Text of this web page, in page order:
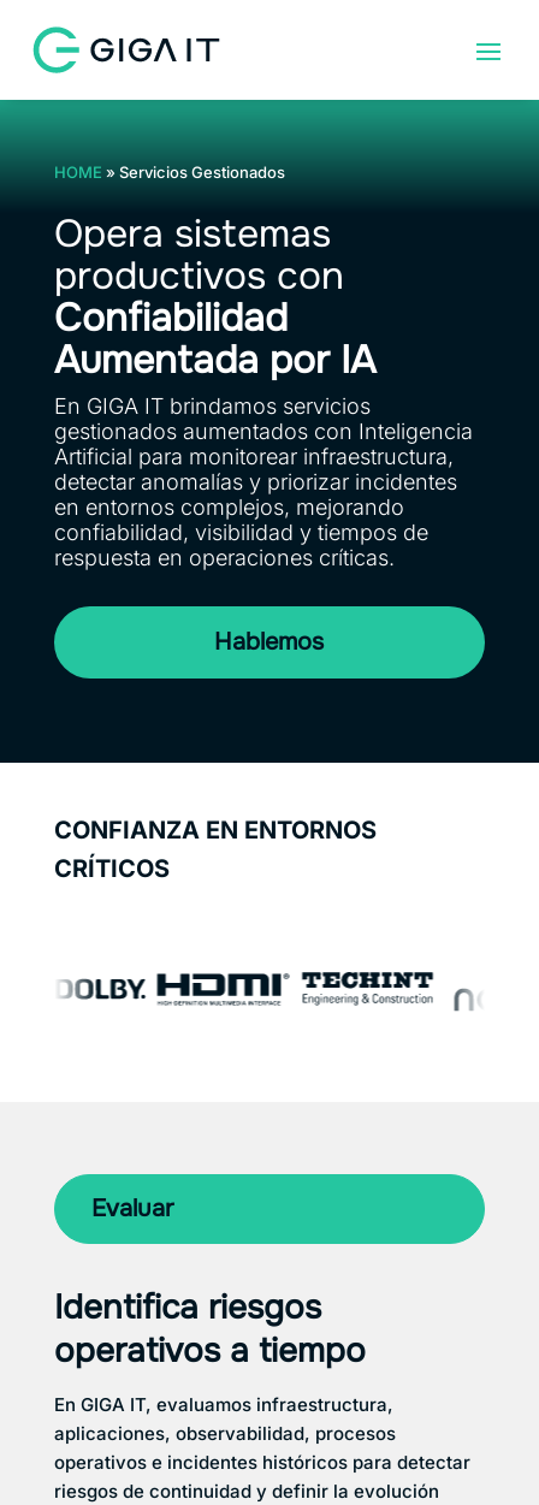
HOME » Servicios Gestionados
Opera sistemas
productivos con
Confiabilidad
Aumentada por IA
En GIGA IT brindamos servicios
gestionados aumentados con Inteligencia
Artificial para monitorear infraestructura,
detectar anomalías y priorizar incidentes
en entornos complejos, mejorando
confiabilidad, visibilidad y tiempos de
respuesta en operaciones críticas.
Hablemos
CONFIANZA EN ENTORNOS
CRÍTICOS
Evaluar
Identifica riesgos
operativos a tiempo
En GIGA IT, evaluamos infraestructura,
aplicaciones, observabilidad, procesos
operativos e incidentes históricos para detectar
riesgos de continuidad y definir la evolución